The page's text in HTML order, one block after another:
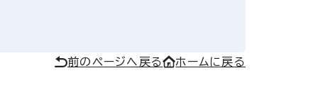
前のページへ戻る ホームに戻る